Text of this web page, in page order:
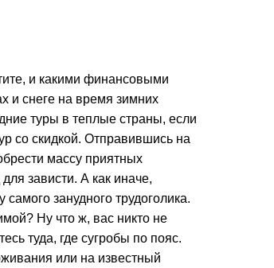
и какими финансовыми
и снеге на время зимних
туры в теплые страны, если
со скидкой. Отправившись на
массу приятных
зависти. А как иначе,
занудного трудоголика.
Ну что ж, вас никто не
туда, где сугробы по пояс.
или на известный